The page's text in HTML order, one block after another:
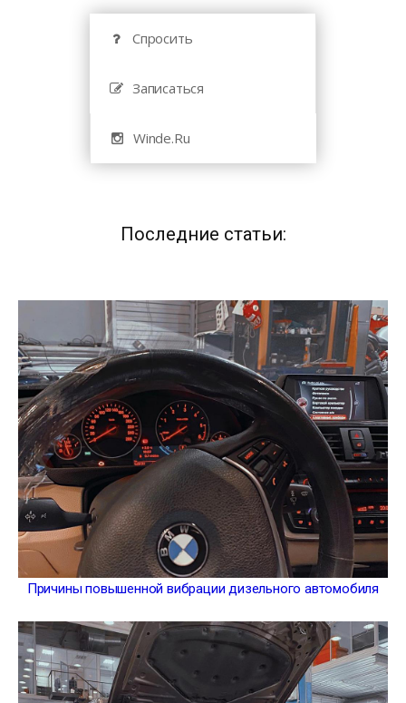
Спросить
Записаться
Winde.Ru
Последние статьи:
Причины повышенной вибрации дизельного автомобиля